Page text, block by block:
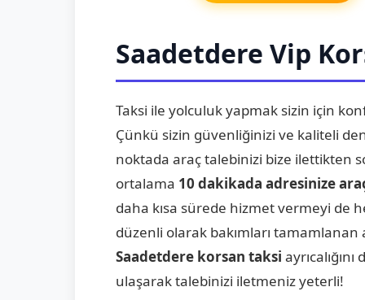
Saadetdere Vip
Taksi ile yolculuk yapmak sizin için
Çünkü sizin güvenliğinizi ve kaliteli
noktada araç talebinizi bize ilettikten
ortalama 10 dakikada adresinize
daha kısa sürede hizmet vermeyi de
düzenli olarak bakımları
Saadetdere korsan taksi
ulaşarak talebinizi iletmeniz yeterli!